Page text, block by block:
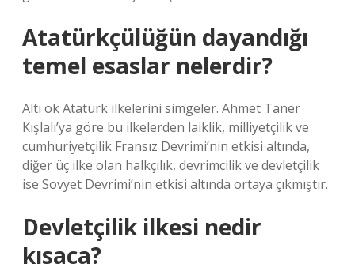
Atatürkçülüğün dayandığı
temel esaslar nelerdir?
Altı ok Atatürk ilkelerini simgeler. Ahmet Taner
Kışlalı’ya göre bu ilkelerden laiklik, milliyetçilik ve
cumhuriyetçilik Fransız Devrimi’nin etkisi altında,
diğer üç ilke olan halkçılık, devrimcilik ve devletçilik
ise Sovyet Devrimi’nin etkisi altında ortaya çıkmıştır.
Devletçilik ilkesi nedir
kısaca?